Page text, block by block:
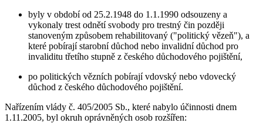
byly v období od 25.2.1948 do 1.1.1990 odsouzeny a
vykonaly trest odnětí svobody pro trestný čin později
stanoveným způsobem rehabilitovaný ("politický vězeň"), a
které pobírají starobní důchod nebo invalidní důchod pro
invaliditu třetího stupně z českého důchodového pojištění,
po politických vězních pobírají vdovský nebo vdovecký
důchod z českého důchodového pojištění.
Nařízením vlády č. 405/2005 Sb., které nabylo účinnosti dnem
1.11.2005, byl okruh oprávněných osob rozšířen: